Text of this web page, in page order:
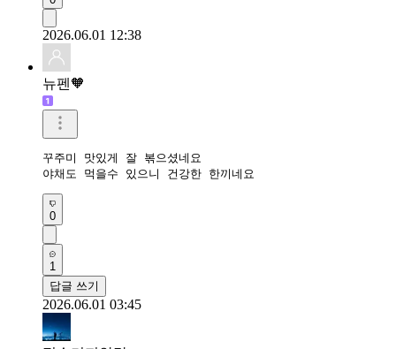
2026.06.01 12:38
뉴펜🧡
꾸주미 맛있게 잘 볶으셨네요
야채도 먹을수 있으니 건강한 한끼네요
0
1
답글 쓰기
2026.06.01 03:45